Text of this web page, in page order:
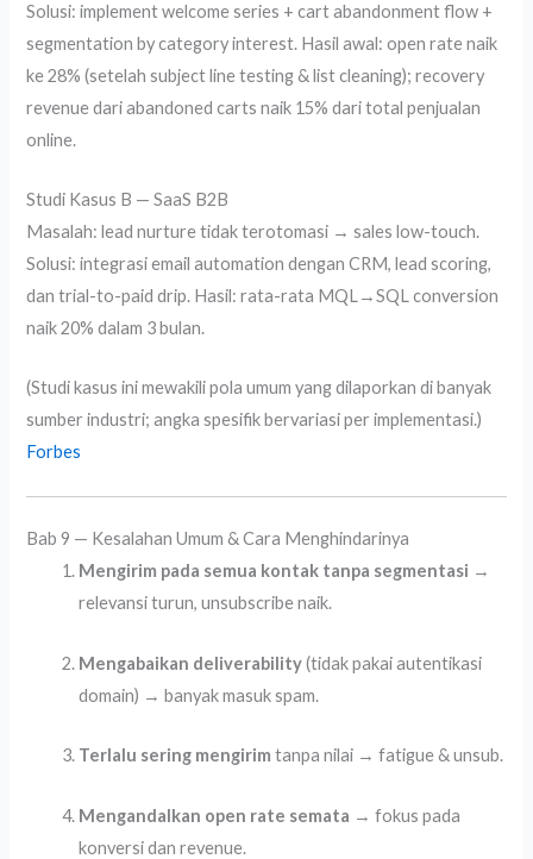
Solusi: implement welcome series + cart abandonment flow +
segmentation by category interest. Hasil awal: open rate naik
ke 28% (setelah subject line testing & list cleaning); recovery
revenue dari abandoned carts naik 15% dari total penjualan
online.
Studi Kasus B — SaaS B2B
Masalah: lead nurture tidak terotomasi → sales low-touch.
Solusi: integrasi email automation dengan CRM, lead scoring,
dan trial-to-paid drip. Hasil: rata-rata MQL→SQL conversion
naik 20% dalam 3 bulan.
(Studi kasus ini mewakili pola umum yang dilaporkan di banyak
sumber industri; angka spesifik bervariasi per implementasi.)
Forbes
Bab 9 — Kesalahan Umum & Cara Menghindarinya
Mengirim pada semua kontak tanpa segmentasi →
relevansi turun, unsubscribe naik.
Mengabaikan deliverability(tidak pakai autentikasi
domain) → banyak masuk spam.
Terlalu sering mengirim tanpa nilai → fatigue & unsub.
Mengandalkan open rate semata → fokus pada
konversi dan revenue.